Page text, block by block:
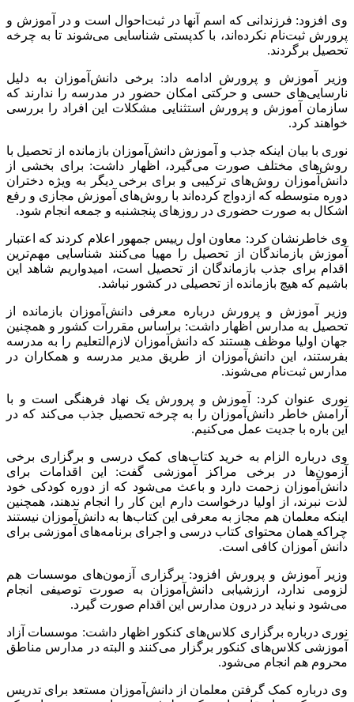
وی افزود: فرزندانی که اسم آنها در ثبت‌احوال است و در آموزش و
پرورش ثبت‌نام نکرده‌اند، با کدپستی شناسایی می‌شوند تا به چرخه
تحصیل برگردند.
وزیر آموزش و پرورش ادامه داد: برخی دانش‌آموزان به دلیل
نارسایی‌های حسی و حرکتی امکان حضور در مدرسه را ندارند که
سازمان آموزش و پرورش استثنایی مشکلات این افراد را بررسی
خواهند کرد.
نوری با بیان اینکه جذب و آموزش دانش‌آموزان بازمانده از تحصیل با
روش‌های مختلف صورت می‌گیرد، اظهار داشت: برای بخشی از
دانش‌آموزان روش‌های ترکیبی و برای برخی دیگر به ویژه دختران
دوره متوسطه که ازدواج کرده‌اند با روش‌های آموزش مجازی و رفع
اشکال به صورت حضوری در روزهای پنجشنبه و جمعه انجام شود.
وی خاطرنشان کرد: معاون اول رییس جمهور اعلام کردند که اعتبار
آموزش بازماندگان از تحصیل را مهیا می‌کنند شناسایی مهم‌ترین
اقدام برای جذب بازماندگان از تحصیل است، امیدواریم شاهد این
باشیم که هیچ بازمانده از تحصیلی در کشور نباشد.
وزیر آموزش و پرورش درباره معرفی دانش‌آموزان بازمانده از
تحصیل به مدارس اظهار داشت: براساس مقررات کشور و همچنین
جهان اولیا موظف هستند که دانش‌آموزان لازم‌التعلیم را به مدرسه
بفرستند، این دانش‌آموزان از طریق مدیر مدرسه و همکاران در
مدارس ثبت‌نام می‌شوند.
نوری عنوان کرد: آموزش و پرورش یک نهاد فرهنگی است و با
آرامش خاطر دانش‌آموزان را به چرخه تحصیل جذب می‌کند که در
این باره با جدیت عمل می‌کنیم.
وی درباره الزام به خرید کتاب‌های کمک درسی و برگزاری برخی
آزمون‌ها در برخی مراکز آموزشی گفت: این اقدامات برای
دانش‌آموزان زحمت دارد و باعث می‌شود که از دوره کودکی خود
لذت نبرند، از اولیا درخواست دارم این کار را انجام ندهند، همچنین
اینکه معلمان هم مجاز به معرفی این کتاب‌ها به دانش‌آموزان نیستند
چراکه همان محتوای کتاب درسی و اجرای برنامه‌های آموزشی برای
دانش آموزان کافی است.
وزیر آموزش و پرورش افزود: برگزاری آزمون‌های موسسات هم
لزومی ندارد، ارزشیابی دانش‌آموزان به صورت توصیفی انجام
می‌شود و نباید در درون مدارس این اقدام صورت گیرد.
نوری درباره برگزاری کلاس‌های کنکور اظهار داشت: موسسات آزاد
آموزشی کلاس‌های کنکور برگزار می‌کنند و البته در مدارس مناطق
محروم هم انجام می‌شود.
وی درباره کمک گرفتن معلمان از دانش‌آموزان مستعد برای تدریس